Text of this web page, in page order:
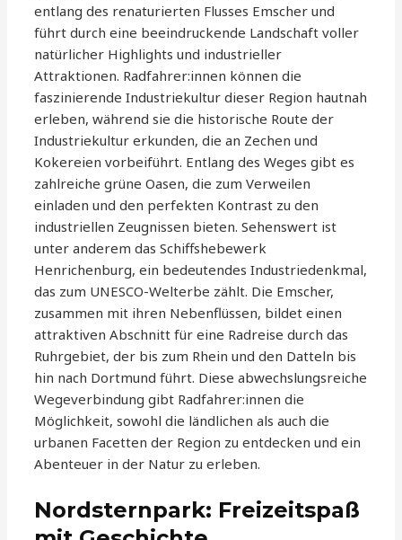
entlang des renaturierten Flusses Emscher und
führt durch eine beeindruckende Landschaft voller
natürlicher Highlights und industrieller
Attraktionen. Radfahrer:innen können die
faszinierende Industriekultur dieser Region hautnah
erleben, während sie die historische Route der
Industriekultur erkunden, die an Zechen und
Kokereien vorbeiführt. Entlang des Weges gibt es
zahlreiche grüne Oasen, die zum Verweilen
einladen und den perfekten Kontrast zu den
industriellen Zeugnissen bieten. Sehenswert ist
unter anderem das Schiffshebewerk
Henrichenburg, ein bedeutendes Industriedenkmal,
das zum UNESCO-Welterbe zählt. Die Emscher,
zusammen mit ihren Nebenflüssen, bildet einen
attraktiven Abschnitt für eine Radreise durch das
Ruhrgebiet, der bis zum Rhein und den Datteln bis
hin nach Dortmund führt. Diese abwechslungsreiche
Wegeverbindung gibt Radfahrer:innen die
Möglichkeit, sowohl die ländlichen als auch die
urbanen Facetten der Region zu entdecken und ein
Abenteuer in der Natur zu erleben.
Nordsternpark: Freizeitspaß